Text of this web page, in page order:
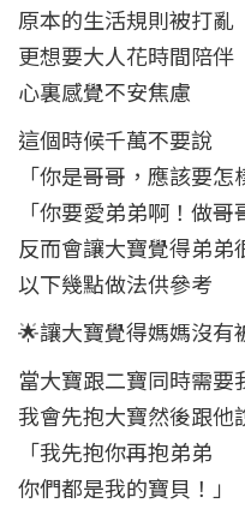
原本的生活規則被打亂
更想要大人花時間陪伴
心裏感覺不安焦慮
這個時候千萬不要說
「你是哥哥，應該要怎
「你要愛弟弟啊！做哥
反而會讓大寶覺得弟弟
以下幾點做法供參考
🌟讓大寶覺得媽媽沒有
當大寶跟二寶同時需要
我會先抱大寶然後跟他
「我先抱你再抱弟弟
你們都是我的寶貝！」